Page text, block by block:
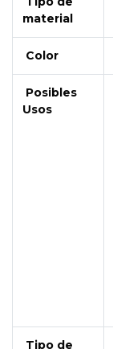
material
Color
Posibles
Usos
Tipo de